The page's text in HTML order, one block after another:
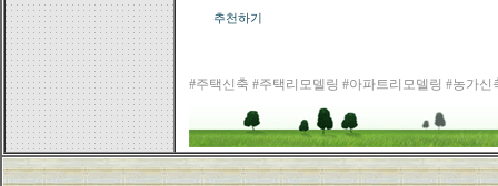
추천하기
#주택신축 #주택리모델링 #아파트리모델링 #농가